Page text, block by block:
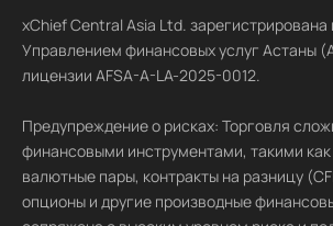
xChief Central Asia Ltd. зарегистрирована
Управлением финансовых услуг Астаны
лицензии AFSA-A-LA-2025-0012.
Предупреждение о рисках: Торговля
финансовыми инструментами, такими
валютные пары, контракты на разницу
опционы и другие производные